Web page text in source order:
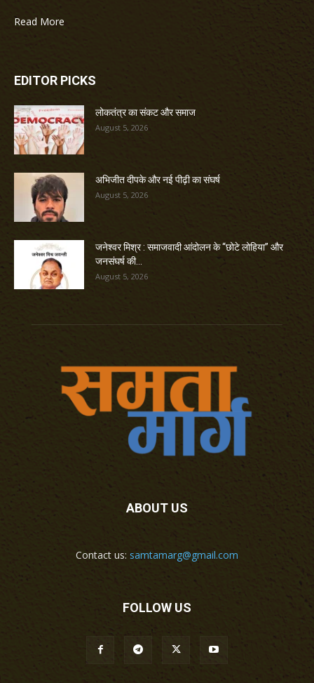
Read More
EDITOR PICKS
लोकतंत्र का संकट और समाज
August 5, 2026
अभिजीत दीपके और नई पीढ़ी का संघर्ष
August 5, 2026
जनेश्वर मिश्र : समाजवादी आंदोलन के “छोटे लोहिया” और
जनसंघर्ष की...
August 5, 2026
ABOUT US
Contact us: samtamarg@gmail.com
FOLLOW US